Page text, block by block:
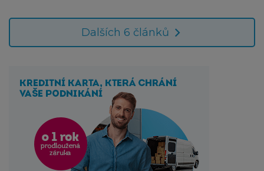
Dalších 6 článků